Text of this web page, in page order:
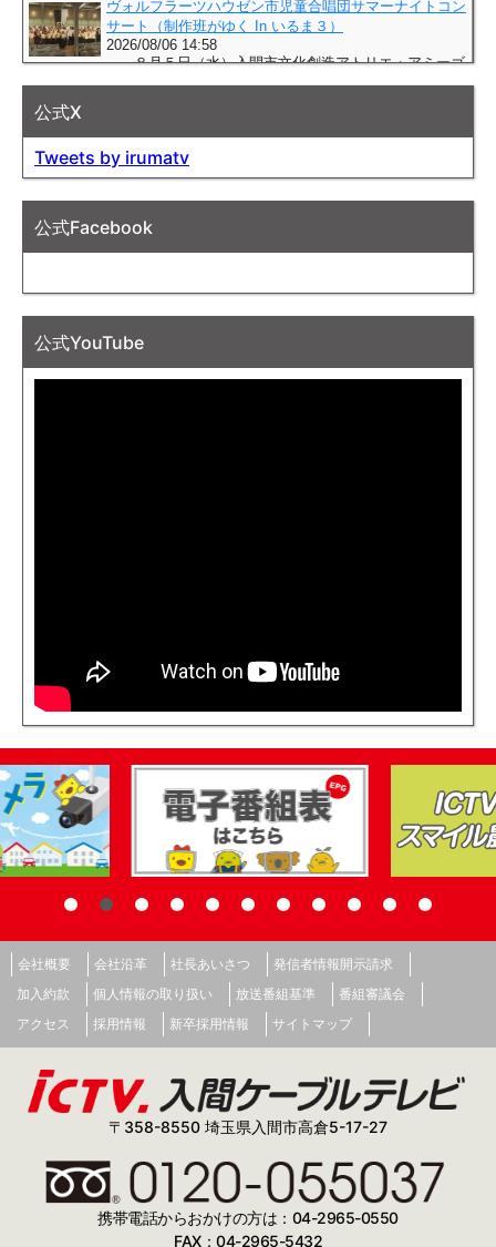
公式X
Tweets by irumatv
公式Facebook
公式YouTube
会社概要 会社沿革 社長あいさつ
発信者情報開示請求
加入約款
個人情報の取り扱い 放送番組基準
番組審議会
アクセス
採用情報 新卒採用情報 サイトマップ
〒358-8550 埼玉県入間市高倉5-17-27
携帯電話からおかけの方は：04-2965-0550
FAX：04-2965-5432